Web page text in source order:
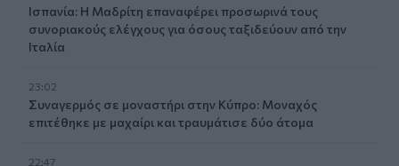
Ισπανία: Η Μαδρίτη επαναφέρει προσωρινά τους
συνοριακούς ελέγχους για όσους ταξιδεύουν από την
Ιταλία
23:02
Συναγερμός σε μοναστήρι στην Κύπρο: Μοναχός
επιτέθηκε με μαχαίρι και τραυμάτισε δύο άτομα
22:47